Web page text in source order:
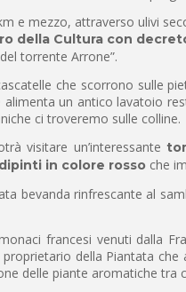
e mezzo, attraverso ulivi
della Cultura con
torrente Arrone”.
che scorrono sulle
alimenta un antico lavatoio
ci troveremo sulle colline.
visitare un’interessante
in colore rosso che
bevanda rinfrescante al
monaci francesi venuti dalla
della Piantata
delle piante aromatiche tra